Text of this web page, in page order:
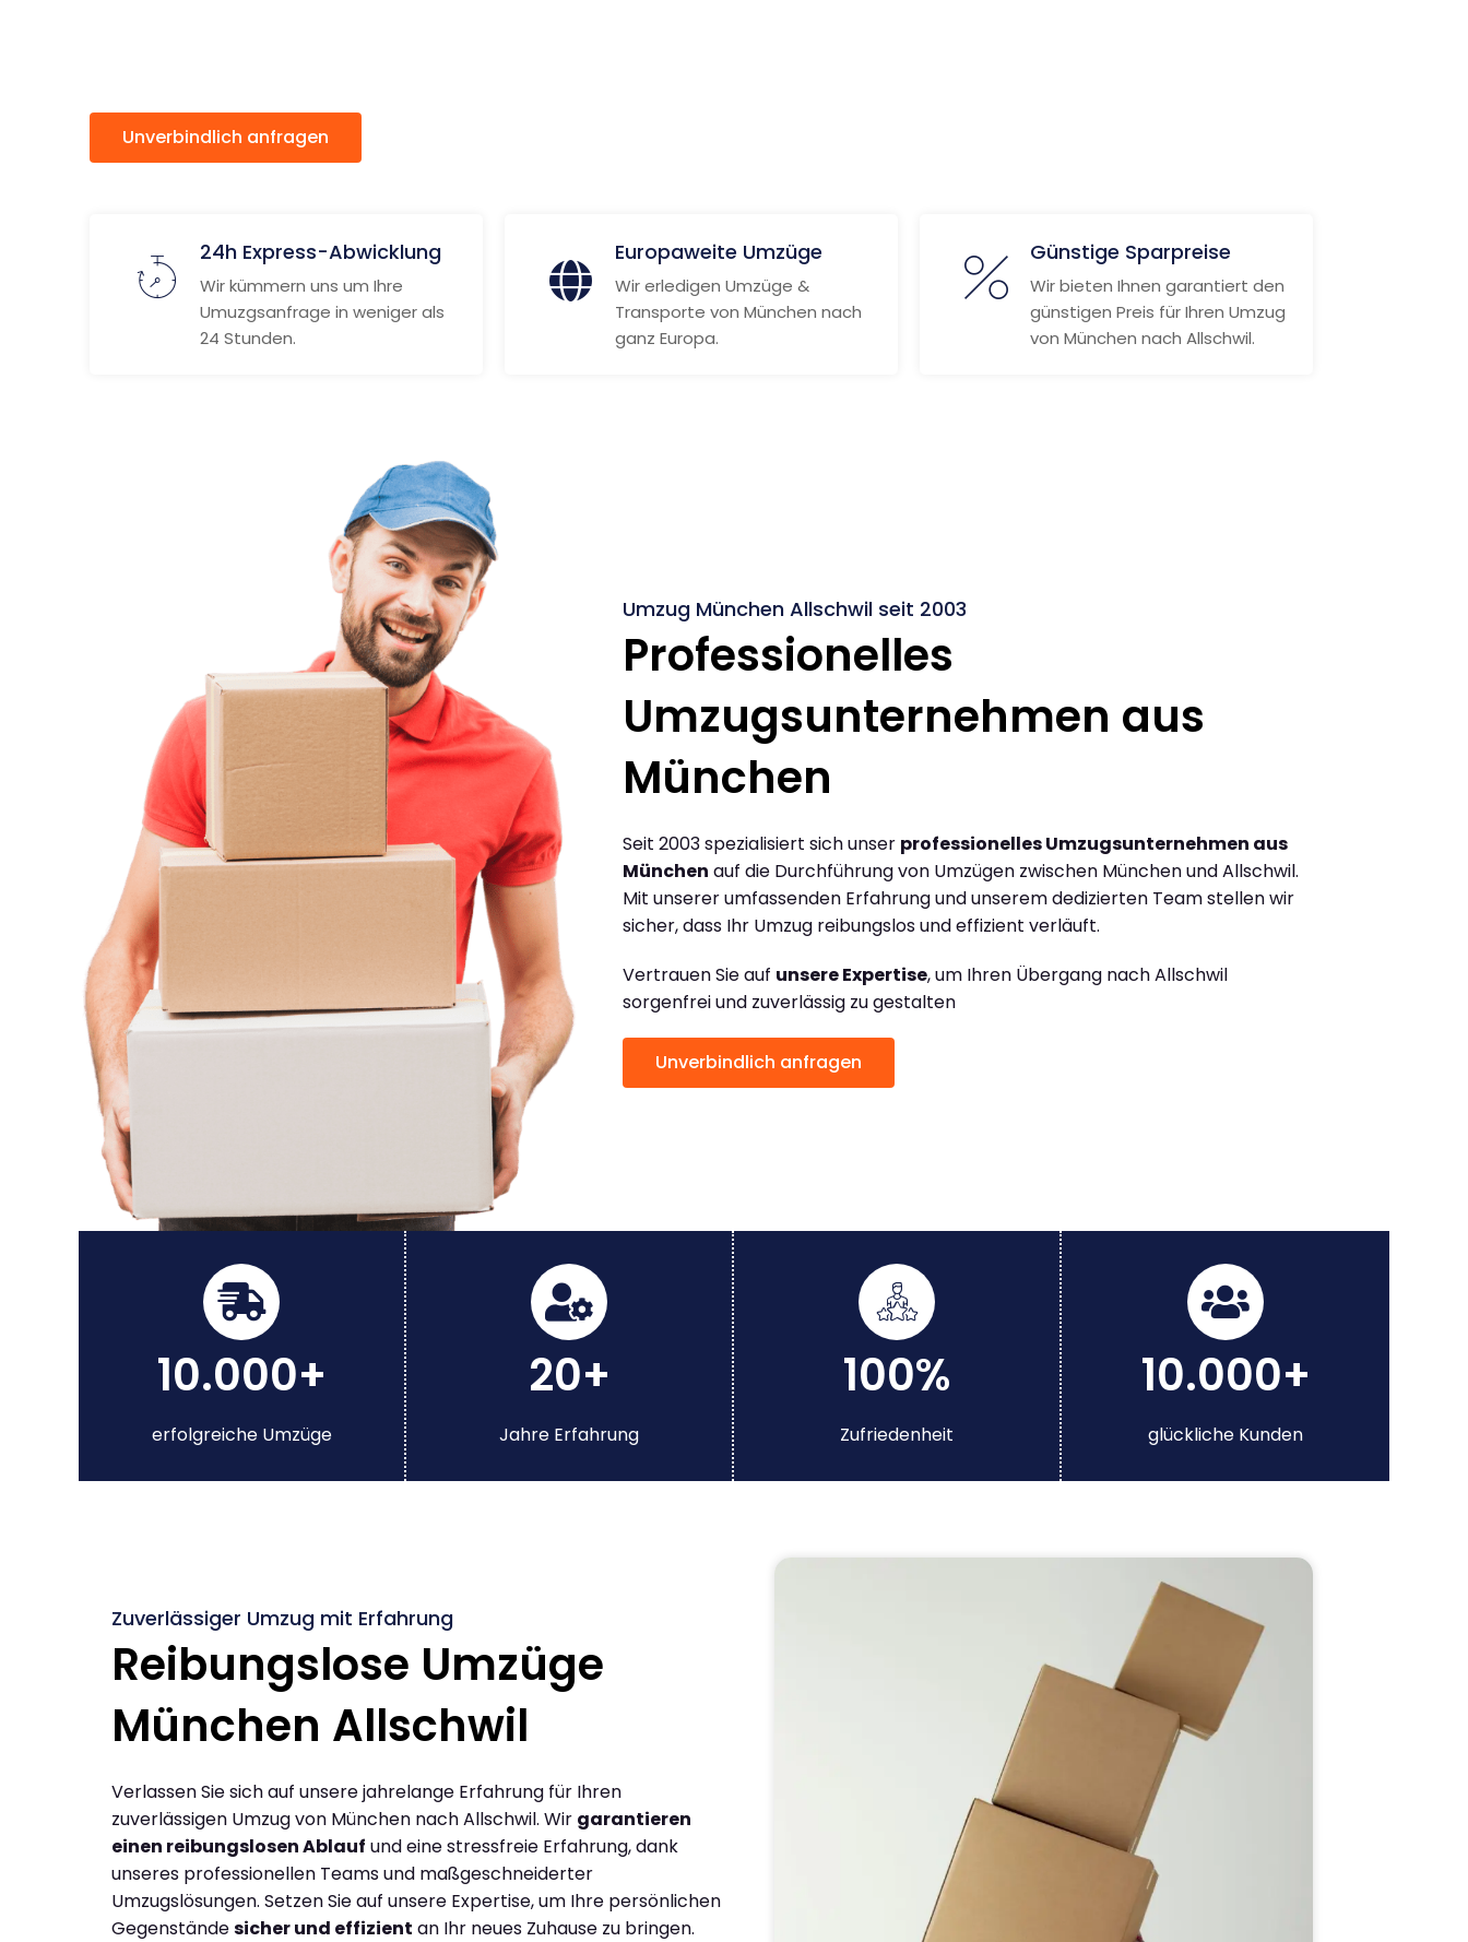
Unverbindlich anfragen
24h Express-Abwicklung
Wir kümmern uns um Ihre
Umuzgsanfrage in weniger als
24 Stunden.
Europaweite Umzüge
Wir erledigen Umzüge &
Transporte von München nach
ganz Europa.
Günstige Sparpreise
Wir bieten Ihnen garantiert den
günstigen Preis für Ihren Umzug
von München nach Allschwil.
Umzug München Allschwil seit 2003
Professionelles
Umzugsunternehmen aus
München
Seit 2003 spezialisiert sich unser professionelles Umzugsunternehmen aus
München auf die Durchführung von Umzügen zwischen München und Allschwil.
Mit unserer umfassenden Erfahrung und unserem dedizierten Team stellen wir
sicher, dass Ihr Umzug reibungslos und effizient verläuft.
Vertrauen Sie auf unsere Expertise, um Ihren Übergang nach Allschwil
sorgenfrei und zuverlässig zu gestalten
Unverbindlich anfragen
10.000+
erfolgreiche Umzüge
20+
Jahre Erfahrung
100%
Zufriedenheit
10.000+
glückliche Kunden
Zuverlässiger Umzug mit Erfahrung
Reibungslose Umzüge
München Allschwil
Verlassen Sie sich auf unsere jahrelange Erfahrung für Ihren
zuverlässigen Umzug von München nach Allschwil. Wir garantieren
einen reibungslosen Ablauf und eine stressfreie Erfahrung, dank
unseres professionellen Teams und maßgeschneiderter
Umzugslösungen. Setzen Sie auf unsere Expertise, um Ihre persönlichen
Gegenständesicher und effizient an Ihr neues Zuhause zu bringen.